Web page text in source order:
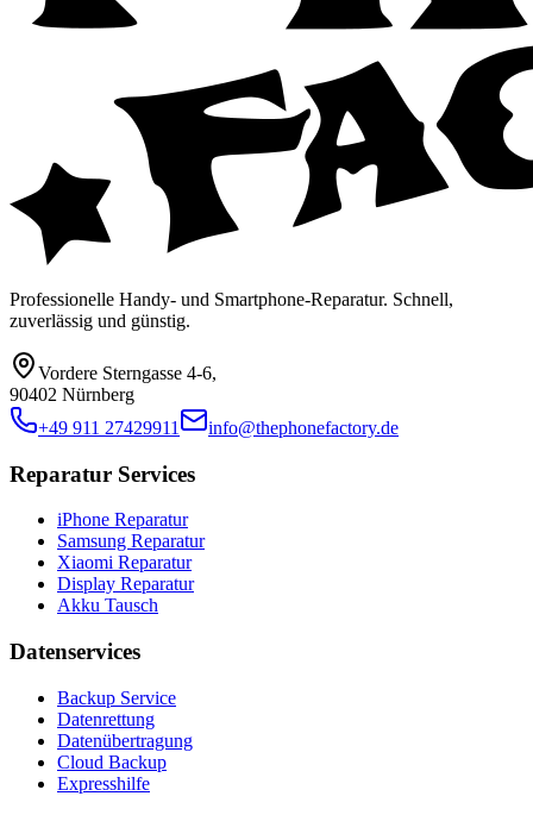
Professionelle Handy- und Smartphone-Reparatur. Schnell,
zuverlässig und günstig.
Vordere Sterngasse 4-6,
90402 Nürnberg
+49 911 27429911
info@thephonefactory.de
Reparatur Services
iPhone Reparatur
Samsung Reparatur
Xiaomi Reparatur
Display Reparatur
Akku Tausch
Datenservices
Backup Service
Datenrettung
Datenübertragung
Cloud Backup
Expresshilfe